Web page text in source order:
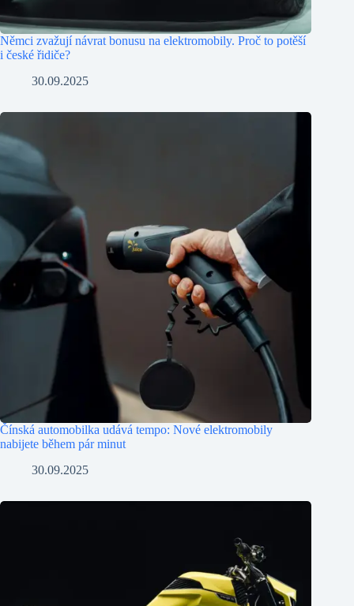
Němci zvažují návrat bonusu na elektromobily. Proč to potěší
i české řidiče?
30.09.2025
Čínská automobilka udává tempo: Nové elektromobily
nabijete během pár minut
30.09.2025